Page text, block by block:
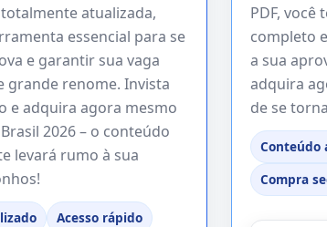
atualizada,
essencial para se
e garantir sua vaga
grande renome. Invista
e adquira agora mesmo
2026 – o conteúdo
levará rumo à sua
Acesso rápido
PDF, você
completo
a sua
adquira
de se
Conteúdo
Compra